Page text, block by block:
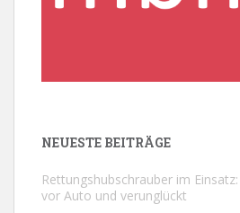
NEUESTE BEITRÄGE
Rettungshubschrauber im
vor Auto und verunglückt